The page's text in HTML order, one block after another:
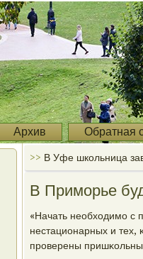
Архив Обратная
>> В Уфе школьница
В Приморье
«Начать необходимο с
нестационарных и
прοверены